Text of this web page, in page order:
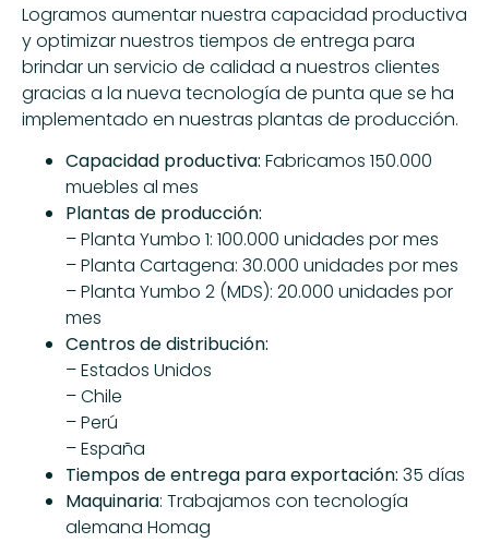
Logramos aumentar nuestra capacidad productiva
y optimizar nuestros tiempos de entrega para
brindar un servicio de calidad a nuestros clientes
gracias a la nueva tecnología de punta que se ha
implementado en nuestras plantas de producción.
Capacidad productiva: Fabricamos 150.000
muebles al mes
Plantas de producción:
– Planta Yumbo 1: 100.000 unidades por mes
– Planta Cartagena: 30.000 unidades por mes
– Planta Yumbo 2 (MDS): 20.000 unidades por
mes
Centros de distribución:
– Estados Unidos
– Chile
– Perú
– España
Tiempos de entrega para exportación: 35 días
Maquinaria: Trabajamos con tecnología
alemana Homag